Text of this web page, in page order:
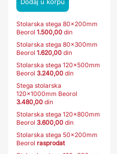
Stolarska stega 80x200mm
Beorol 1.500,00 din
Stolarska stega 80x300mm
Beorol 1.620,00 din
Stolarska stega 120x500mm
Beorol 3.240,00 din
Stega stolarska
120x1000mm Beorol
3.480,00 din
Stolarska stega 120x800mm
Beorol 3.600,00 din
Stolarska stega 50x200mm
Beorol rasprodat